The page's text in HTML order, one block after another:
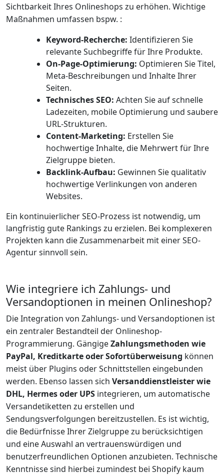
Sichtbarkeit Ihres Onlineshops zu erhöhen. Wichtige
Maßnahmen umfassen bspw. :
Keyword-Recherche: Identifizieren Sie
relevante Suchbegriffe für Ihre Produkte.
On-Page-Optimierung: Optimieren Sie Titel,
Meta-Beschreibungen und Inhalte Ihrer
Seiten.
Technisches SEO: Achten Sie auf schnelle
Ladezeiten, mobile Optimierung und saubere
URL-Strukturen.
Content-Marketing: Erstellen Sie
hochwertige Inhalte, die Mehrwert für Ihre
Zielgruppe bieten.
Backlink-Aufbau: Gewinnen Sie qualitativ
hochwertige Verlinkungen von anderen
Websites.
Ein kontinuierlicher SEO-Prozess ist notwendig, um
langfristig gute Rankings zu erzielen. Bei komplexeren
Projekten kann die Zusammenarbeit mit einer SEO-
Agentur sinnvoll sein.
Wie integriere ich Zahlungs- und
Versandoptionen in meinen Onlineshop?
Die Integration von Zahlungs- und Versandoptionen ist
ein zentraler Bestandteil der Onlineshop-
Programmierung. GängigeZahlungsmethoden wie
PayPal, Kreditkarte oder Sofortüberweisung können
meist über Plugins oder Schnittstellen eingebunden
werden. Ebenso lassen sich Versanddienstleister wie
DHL, Hermes oder UPS integrieren, um automatische
Versandetiketten zu erstellen und
Sendungsverfolgungen bereitzustellen. Es ist wichtig,
die Bedürfnisse Ihrer Zielgruppe zu berücksichtigen
und eine Auswahl an vertrauenswürdigen und
benutzerfreundlichen Optionen anzubieten. Technische
Kenntnisse sind hierbei zumindest bei Shopify kaum